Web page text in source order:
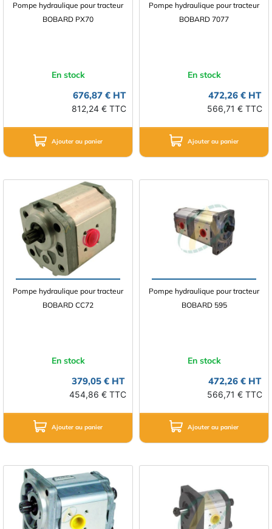
Pompe hydraulique pour tracteur
BOBARD PX70
En stock
676,87 € HT
812,24 € TTC
Ajouter au panier
Pompe hydraulique pour tracteur
BOBARD 7077
En stock
472,26 € HT
566,71 € TTC
Ajouter au panier
Pompe hydraulique pour tracteur
BOBARD CC72
En stock
379,05 € HT
454,86 € TTC
Ajouter au panier
Pompe hydraulique pour tracteur
BOBARD 595
En stock
472,26 € HT
566,71 € TTC
Ajouter au panier